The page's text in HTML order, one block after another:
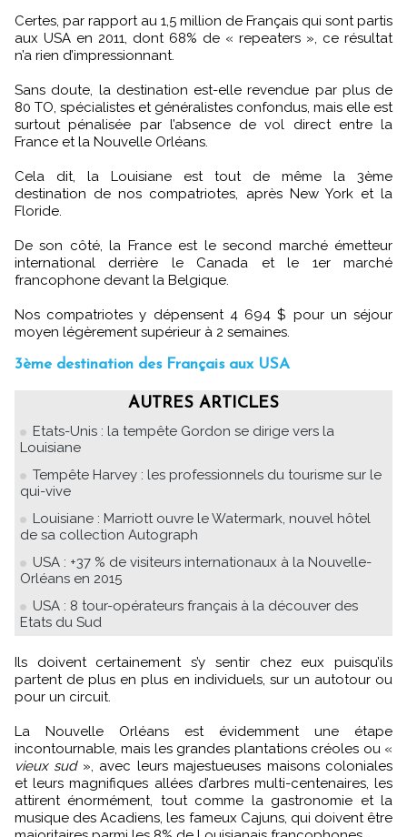
Certes, par rapport au 1,5 million de Français qui sont partis
aux USA en 2011, dont 68% de « repeaters », ce résultat
n’a rien d’impressionnant.
Sans doute, la destination est-elle revendue par plus de
80 TO, spécialistes et généralistes confondus, mais elle est
surtout pénalisée par l’absence de vol direct entre la
France et la Nouvelle Orléans.
Cela dit, la Louisiane est tout de même la 3ème
destination de nos compatriotes, après New York et la
Floride.
De son côté, la France est le second marché émetteur
international derrière le Canada et le 1er marché
francophone devant la Belgique.
Nos compatriotes y dépensent 4 694 $ pour un séjour
moyen légèrement supérieur à 2 semaines.
3ème destination des Français aux USA
AUTRES ARTICLES
Etats-Unis : la tempête Gordon se dirige vers la
Louisiane
Tempête Harvey : les professionnels du tourisme sur le
qui-vive
Louisiane : Marriott ouvre le Watermark, nouvel hôtel
de sa collection Autograph
USA : +37 % de visiteurs internationaux à la Nouvelle-
Orléans en 2015
USA : 8 tour-opérateurs français à la découver des
Etats du Sud
Ils doivent certainement s’y sentir chez eux puisqu’ils
partent de plus en plus en individuels, sur un autotour ou
pour un circuit.
La Nouvelle Orléans est évidemment une étape
incontournable, mais les grandes plantations créoles ou «
vieux sud», avec leurs majestueuses maisons coloniales
et leurs magnifiques allées d’arbres multi-centenaires, les
attirent énormément, tout comme la gastronomie et la
musique des Acadiens, les fameux Cajuns, qui doivent être